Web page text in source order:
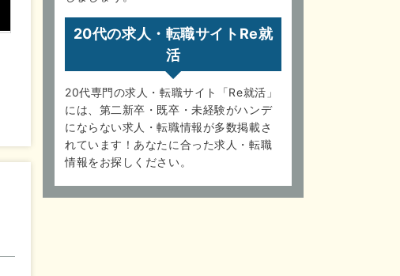
20代の求人・転職サイトRe就
活
20代専門の求人・転職サイト「Re就活」
には、第二新卒・既卒・未経験がハンデ
にならない求人・転職情報が多数掲載さ
れています！あなたに合った求人・転職
情報をお探しください。